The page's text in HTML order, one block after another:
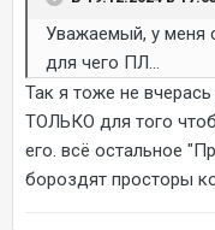
Уважаемый, у меня
для чего ПЛ...
Так я тоже не
ТОЛЬКО для того
его. всё остальное
бороздят просторы